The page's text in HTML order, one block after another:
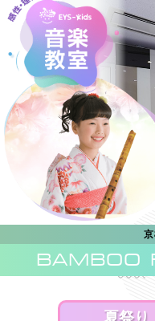
BAMBOO
夏祭り